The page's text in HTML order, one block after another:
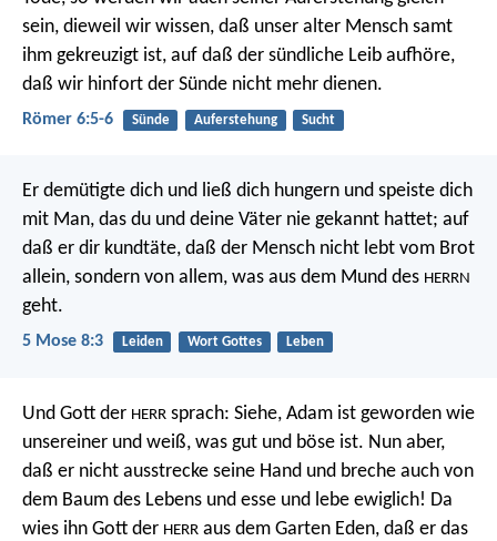
sein, dieweil wir wissen, daß unser alter Mensch samt
ihm gekreuzigt ist, auf daß der sündliche Leib aufhöre,
daß wir hinfort der Sünde nicht mehr dienen.
Römer 6:5-6 Sünde Auferstehung Sucht
Er demütigte dich und ließ dich hungern und speiste dich
mit Man, das du und deine Väter nie gekannt hattet; auf
daß er dir kundtäte, daß der Mensch nicht lebt vom Brot
allein, sondern von allem, was aus dem Mund des HERRN
geht.
5 Mose 8:3 Leiden Wort Gottes Leben
Und Gott der HERR sprach: Siehe, Adam ist geworden wie
unsereiner und weiß, was gut und böse ist. Nun aber,
daß er nicht ausstrecke seine Hand und breche auch von
dem Baum des Lebens und esse und lebe ewiglich! Da
wies ihn Gott der HERR aus dem Garten Eden, daß er das